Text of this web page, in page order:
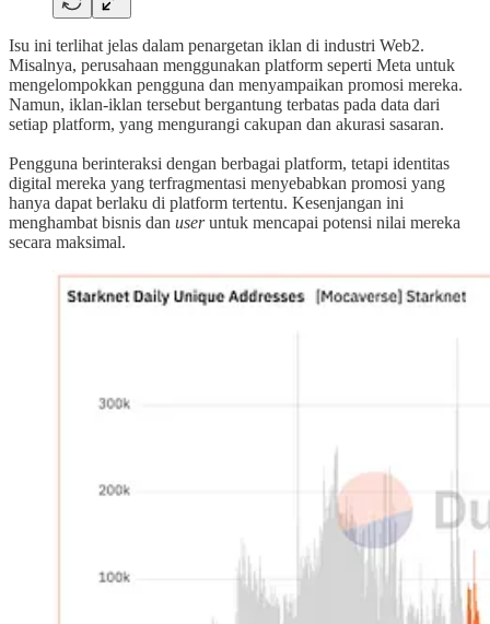
Isu ini terlihat jelas dalam penargetan iklan di industri Web2.
Misalnya, perusahaan menggunakan platform seperti Meta untuk
mengelompokkan pengguna dan menyampaikan promosi mereka.
Namun, iklan-iklan tersebut bergantung terbatas pada data dari
setiap platform, yang mengurangi cakupan dan akurasi sasaran.
Pengguna berinteraksi dengan berbagai platform, tetapi identitas
digital mereka yang terfragmentasi menyebabkan promosi yang
hanya dapat berlaku di platform tertentu. Kesenjangan ini
menghambat bisnis dan useruntuk mencapai potensi nilai mereka
secara maksimal.